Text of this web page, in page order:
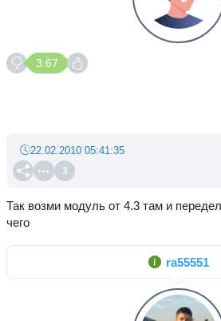
3.67
3
22.02.2010 05:41:35
Так возми модуль от 4.3 там и
чего
ra55551